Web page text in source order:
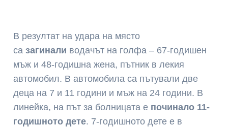
В резултат на удара на място
сазагинали водачът на голфа – 67-годишен
мъж и 48-годишна жена, пътник в лекия
автомобил. В автомобила са пътували две
деца на 7 и 11 години и мъж на 24 години. В
линейка, на път за болницата е починало 11-
годишното дете. 7-годишното дете е в